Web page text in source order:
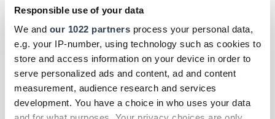
Responsible use of your data
We and our 1022 partners process your personal data,
e.g. your IP-number, using technology such as cookies to
store and access information on your device in order to
serve personalized ads and content, ad and content
measurement, audience research and services
development. You have a choice in who uses your data
Zuhause allerdings ist jetzt das Heinz Nixdorf MuseumsForum. Hier